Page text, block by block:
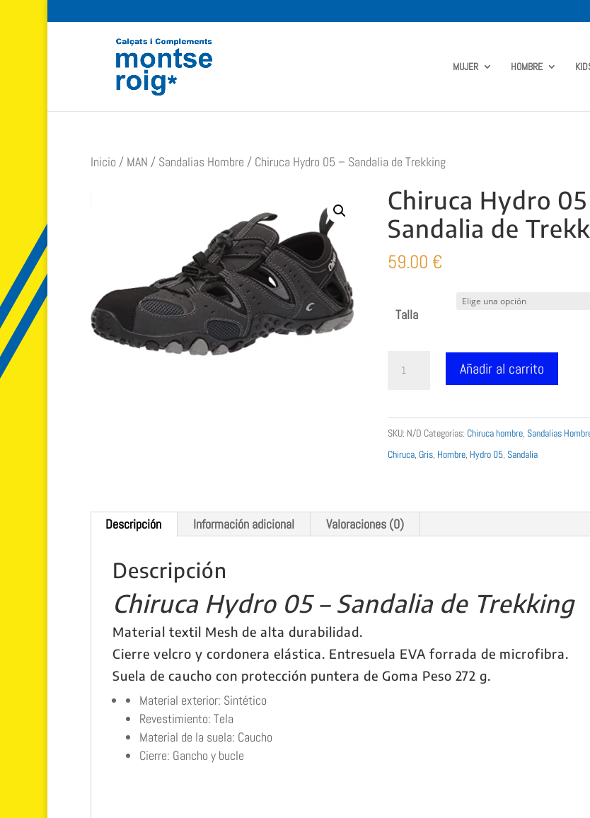
MUJER HOMBRE
Inicio / MAN / Sandalias Hombre / Chiruca Hydro 05 – Sandalia de Trekking
Chiruca Hydro 05
Sandalia de
59.00 €
Talla
cantidad
Añadir al carrito
SKU: N/D Categorías: Chiruca hombre,Sandalias
Chiruca, Gris, Hombre, Hydro 05,Sandalia
Descripción Información adicional Valoraciones (0)
Descripción
Chiruca Hydro 05 – Sandalia de Trekking
Material textil Mesh de alta durabilidad.
Cierre velcro y cordonera elástica. Entresuela EVA forrada de microfibra.
Suela de caucho con protección puntera de Goma Peso 272 g.
Material exterior: Sintético
Revestimiento: Tela
Material de la suela: Caucho
Cierre: Gancho y bucle